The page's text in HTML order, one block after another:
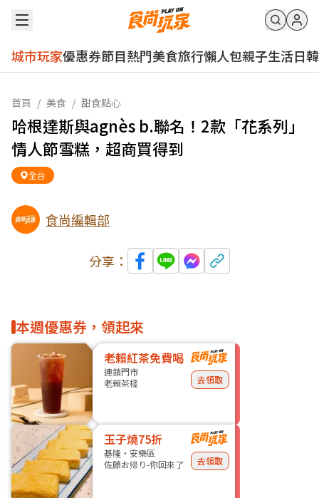
城市玩家優惠券節目熱門美食旅行懶人包親子生活日韓
首頁 / 美食 / 甜食點心
哈根達斯與agnès b.聯名！2款「花系列」
情人節雪糕，超商買得到
全台
食尚編輯部
分享：
本週優惠券，領起來
老賴紅茶免費喝
連鎖門市
老賴茶棧
去領取
玉子燒75折
基隆・安樂區
佐藤お帰り-你回來了
去領取